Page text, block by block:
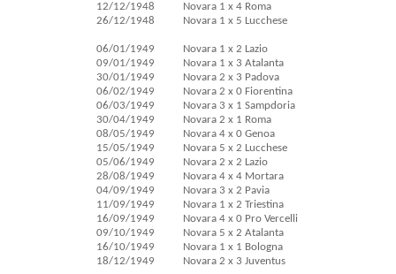
12/12/1948
26/12/1948
06/01/1949
09/01/1949
30/01/1949
06/02/1949
06/03/1949
30/04/1949
08/05/1949
15/05/1949
05/06/1949
28/08/1949
04/09/1949
11/09/1949
16/09/1949
09/10/1949
16/10/1949
18/12/1949
Novara 1 x 4 Roma
Novara 1 x 5 Lucchese
Novara 1 x 2 Lazio
Novara 1 x 3 Atalanta
Novara 2 x 3 Padova
Novara 2 x 0 Fiorentina
Novara 3 x 1 Sampdoria
Novara 2 x 1 Roma
Novara 4 x 0 Genoa
Novara 5 x 2 Lucchese
Novara 2 x 2 Lazio
Novara 4 x 4 Mortara
Novara 3 x 2 Pavia
Novara 1 x 2 Triestina
Novara 4 x 0 Pro Vercelli
Novara 5 x 2 Atalanta
Novara 1 x 1 Bologna
Novara 2 x 3 Juventus